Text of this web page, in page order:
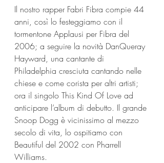
Il nostro rapper Fabri Fibra compie 44
anni, così lo festeggiamo con il
tormentone Applausi per Fibra del
2006; a seguire la novità DanQueray
Hayward, una cantante di
Philadelphia cresciuta cantando nelle
chiese e come corista per altri artisti;
ora il singolo This Kind Of Love ad
anticipare l’album di debutto. Il grande
Snoop Dogg è vicinissimo al mezzo
secolo di vita, lo ospitiamo con
Beautiful del 2002 con Pharrell
Williams.